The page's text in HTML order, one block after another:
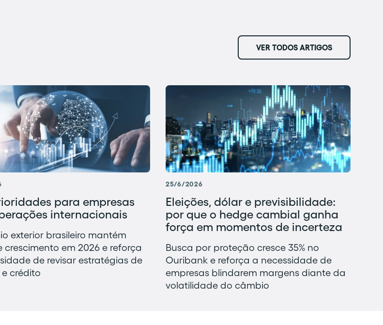
VER TODOS ARTIGOS
para empresas
internacionais
exterior brasileiro mantém
crescimento em 2026 e reforça
de revisar estratégias de
crédito
25/6/2026
Eleições, dólar e previsibilidade:
por que o hedge cambial ganha
força em momentos de incerteza
Busca por proteção cresce 35% no
Ouribank e reforça a necessidade de
empresas blindarem margens diante da
volatilidade do câmbio